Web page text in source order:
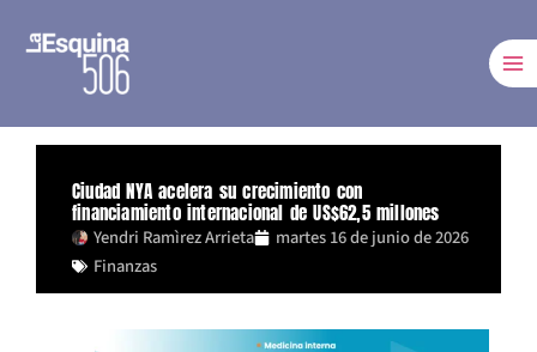
Ciudad NYA acelera su crecimiento con
financiamiento internacional de US$62,5 millones
Yendri Ramìrez Arrieta
martes 16 de junio de 2026
Finanzas